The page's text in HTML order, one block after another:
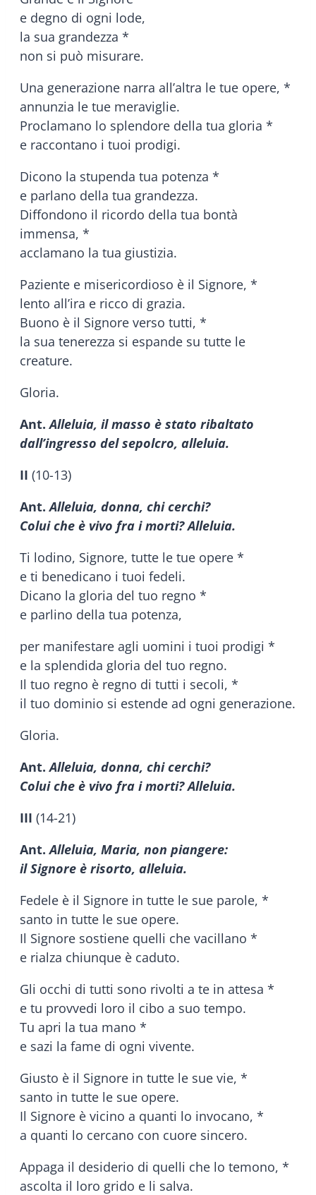
e degno di ogni lode,
la sua grandezza *
non si può misurare.
Una generazione narra all’altra le tue opere, *
annunzia le tue meraviglie.
Proclamano lo splendore della tua gloria *
e raccontano i tuoi prodigi.
Dicono la stupenda tua potenza *
e parlano della tua grandezza.
Diffondono il ricordo della tua bontà
immensa, *
acclamano la tua giustizia.
Paziente e misericordioso è il Signore, *
lento all’ira e ricco di grazia.
Buono è il Signore verso tutti, *
la sua tenerezza si espande su tutte le
creature.
Gloria.
Ant.Alleluia, il masso è stato ribaltato
dall’ingresso del sepolcro, alleluia.
II (10-13)
Ant.Alleluia, donna, chi cerchi?
Colui che è vivo fra i morti? Alleluia.
Ti lodino, Signore, tutte le tue opere *
e ti benedicano i tuoi fedeli.
Dicano la gloria del tuo regno *
e parlino della tua potenza,
per manifestare agli uomini i tuoi prodigi *
e la splendida gloria del tuo regno.
Il tuo regno è regno di tutti i secoli, *
il tuo dominio si estende ad ogni generazione.
Gloria.
Ant.Alleluia, donna, chi cerchi?
Colui che è vivo fra i morti? Alleluia.
III (14-21)
Ant.Alleluia, Maria, non piangere:
il Signore è risorto, alleluia.
Fedele è il Signore in tutte le sue parole, *
santo in tutte le sue opere.
Il Signore sostiene quelli che vacillano *
e rialza chiunque è caduto.
Gli occhi di tutti sono rivolti a te in attesa *
e tu provvedi loro il cibo a suo tempo.
Tu apri la tua mano *
e sazi la fame di ogni vivente.
Giusto è il Signore in tutte le sue vie, *
santo in tutte le sue opere.
Il Signore è vicino a quanti lo invocano, *
a quanti lo cercano con cuore sincero.
Appaga il desiderio di quelli che lo temono, *
ascolta il loro grido e li salva.